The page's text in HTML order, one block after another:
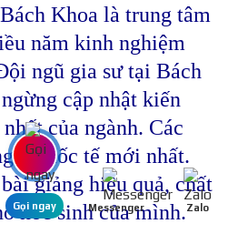
Khoa là trung tâm
năm kinh nghiệm
ngũ gia sư tại Bách
cập nhật kiến
của ngành. Các
Quốc tế mới nhất.
giảng hiệu quả, chất
học sinh của mình.
Gọi ngay Messenger Zalo